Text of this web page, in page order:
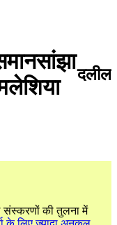
दलील
की तुलना में